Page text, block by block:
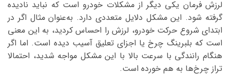
لرزش فرمان یکی دیگر از مشکلات خودرو است که نباید نادیده
گرفته شود. این مشکل دلایل متعددی دارد. به‌عنوان مثال اگر در
ابتدای شروع حرکت خودرو، لرزش را احساس کردید، به این معنی
است که بلبرینگ چرخ یا اجزای تعلیق آسیب دیده است. اما اگر
هنگام رانندگی با سرعت بالا با این مشکل مواجه شدید، احتمالا
تراز چرخ‌ها به هم خورده است.